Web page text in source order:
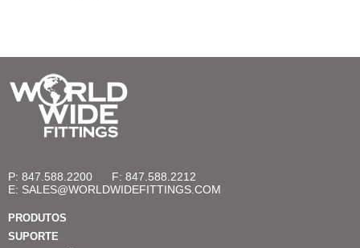
P: 847.588.2200
F: 847.588.2212
E: SALES@WORLDWIDEFITTINGS.COM
PRODUTOS
SUPORTE